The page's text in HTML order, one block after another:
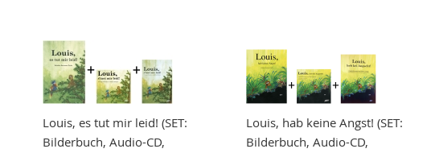
Louis, es tut mir leid! (SET:
Bilderbuch, Audio-CD,
Louis, hab keine Angst! (SET:
Bilderbuch, Audio-CD,